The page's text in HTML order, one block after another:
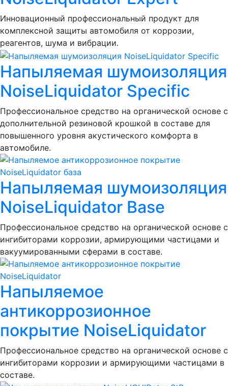
Инновационный профессиональный продукт для
комплексной защиты автомобиля от коррозии,
реагентов, шума и вибрации.
Напыляемая шумоизоляция
NoiseLiquidator Specific
Профессиональное средство на органической основе с
дополнительной резиновой крошкой в составе для
повышенного уровня акустического комфорта в
автомобиле.
Напыляемая шумоизоляция
NoiseLiquidator Base
Профессиональное средство на органической основе с
ингибиторами коррозии, армирующими частицами и
вакуумированными сферами в составе.
Напыляемое
антикоррозионное
покрытие NoiseLiquidator
Профессиональное средство на органической основе с
ингибиторами коррозии и армирующими частицами в
составе.